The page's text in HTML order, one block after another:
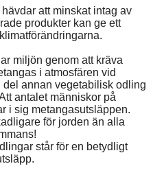
att minskat intag av
produkter kan ge ett
miljön genom att kräva
i atmosfären vid
annan vegetabilisk odling
antalet människor på
i sig metangasutsläppen.
för jorden än alla
står för en betydligt